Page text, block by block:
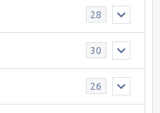
28
30
26